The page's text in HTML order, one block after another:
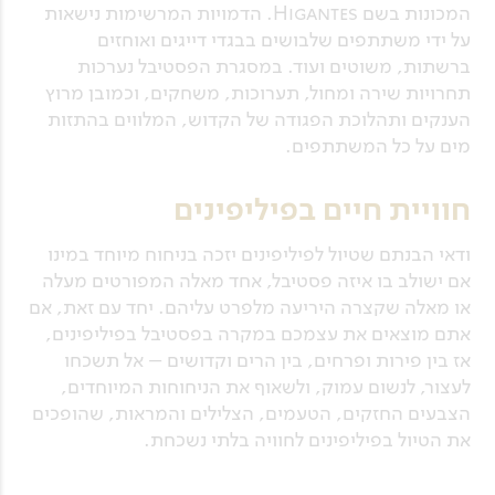
המכונות בשם Higantes. הדמויות המרשימות נישאות
על ידי משתתפים שלבושים בבגדי דייגים ואוחזים
ברשתות, משוטים ועוד. במסגרת הפסטיבל נערכות
תחרויות שירה ומחול, תערוכות, משחקים, וכמובן מרוץ
הענקים ותהלוכת הפגודה של הקדוש, המלווים בהתזות
מים על כל המשתתפים.
חוויית חיים בפיליפינים
ודאי הבנתם שטיול לפיליפינים יזכה בניחוח מיוחד במינו
אם ישולב בו איזה פסטיבל, אחד מאלה המפורטים מעלה
או מאלה שקצרה היריעה מלפרט עליהם. יחד עם זאת, אם
אתם מוצאים את עצמכם במקרה בפסטיבל בפיליפינים,
אז בין פירות ופרחים, בין הרים וקדושים – אל תשכחו
לעצור, לנשום עמוק, ולשאוף את הניחוחות המיוחדים,
הצבעים החזקים, הטעמים, הצלילים והמראות, שהופכים
את הטיול בפיליפינים לחוויה בלתי נשכחת.